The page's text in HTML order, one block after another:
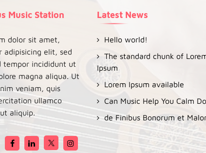
Music Station
dolor sit amet,
adipisicing elit, sed
tempor incididunt ut
magna aliqua. Ut
veniam, quis
ullamco
aliquip.
Latest News
Hello world!
The standard chunk of
Ipsum
Lorem Ipsum available
Can Music Help You Calm
de Finibus Bonorum et